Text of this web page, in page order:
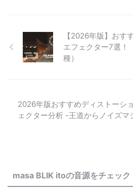
【2026年版】おす
エフェクター7選！
種）
2026年版おすすめディストーシ
ェクター分析 -王道からノイズマ
masa BLIK itoの音源をチェック